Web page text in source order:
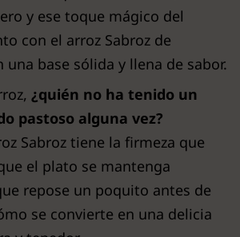
y ese toque mágico del
con el arroz Sabroz de
base sólida y llena de sabor.
¿quién no ha tenido un
pastoso alguna vez?
Sabroz tiene la firmeza que
el plato se mantenga
repose un poquito antes de
se convierte en una delicia